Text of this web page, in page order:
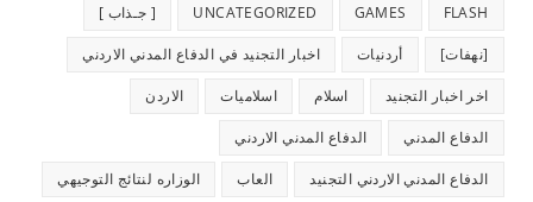
FLASH
GAMES
UNCATEGORIZED [ جـذاب ]
[نهفات] أردنيات اخبار التجنيد في الدفاع المدني الاردني
اخر اخبار التجنيد اسلام اسلاميات الاردن
الدفاع المدني الدفاع المدني الاردني
الدفاع المدني الاردني التجنيد العاب الوزاره لنتائج التوجيهي